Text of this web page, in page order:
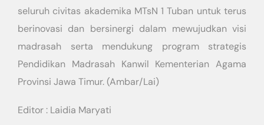
seluruh civitas akademika MTsN 1 Tuban untuk terus
berinovasi dan bersinergi dalam mewujudkan visi
madrasah serta mendukung program strategis
Pendidikan Madrasah Kanwil Kementerian Agama
Provinsi Jawa Timur. (Ambar/Lai)
Editor : Laidia Maryati